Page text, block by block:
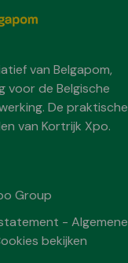
van Belgapom,
voor de Belgische
De praktische
van Kortrijk Xpo.
Group
- Algemene
bekijken